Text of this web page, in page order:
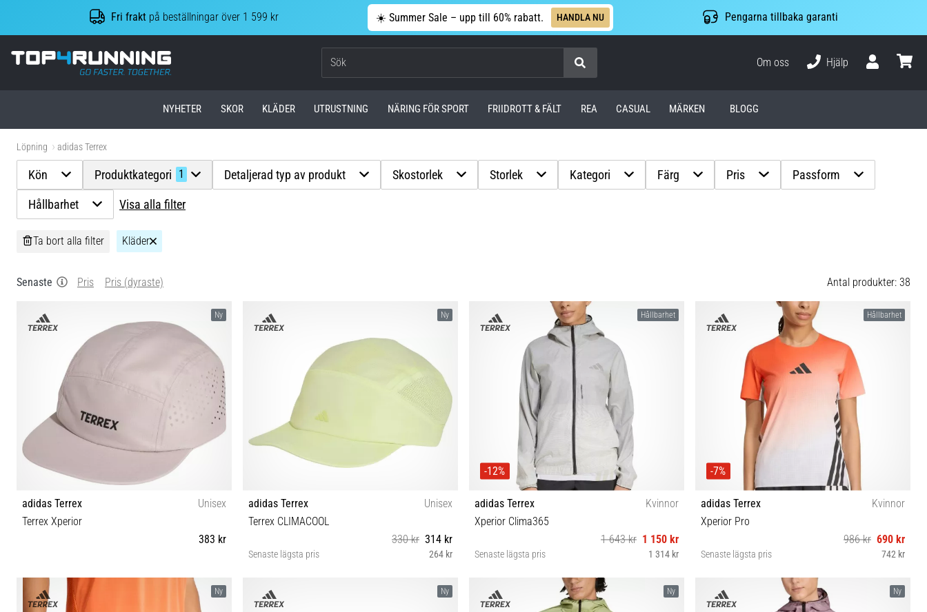
Fri frakt på beställningar över 1 599 kr ☀️ Summer Sale – upp till 60% rabatt. HANDLA NU Pengarna tillbaka garanti
Top4Running.se
Om oss
Hjälp
NYHETER SKOR KLÄDER UTRUSTNING NÄRING FÖR SPORT FRIIDROTT & FÄLT REA CASUAL MÄRKEN BLOGG
Löpning adidas Terrex
Kön Produktkategori 1 Detaljerad typ av produkt Skostorlek Storlek Kategori Färg Pris Passform
Hållbarhet Visa alla filter
Ta bort alla filter Kläder
Senaste Pris Pris (dyraste) Antal produkter: 38
Ny
adidas Terrex
Unisex
Terrex Xperior
383 kr
OSFW OSFM OSFL
Ny
adidas Terrex
Unisex
Terrex CLIMACOOL
330 kr 314 kr
Senaste lägsta pris 264 kr
Hållbarhet
-12%
adidas Terrex
Kvinnor
Xperior Clima365
1 643 kr 1 150 kr
Senaste lägsta pris 1 314 kr
XS S M L
Hållbarhet
-7%
adidas Terrex
Kvinnor
Xperior Pro
986 kr 690 kr
Senaste lägsta pris 742 kr
XS S M L
Ny Ny Ny Ny